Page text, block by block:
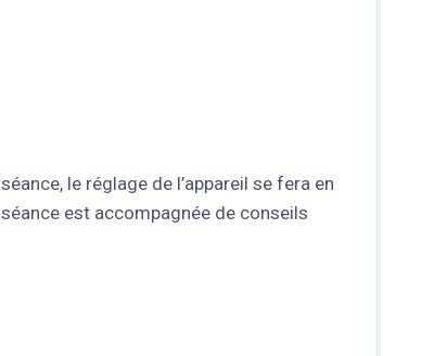
le réglage de l’appareil se fera en
est accompagnée de conseils